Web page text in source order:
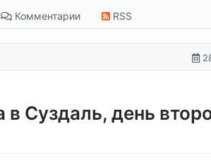
Комментарии RSS
в Суздаль, день